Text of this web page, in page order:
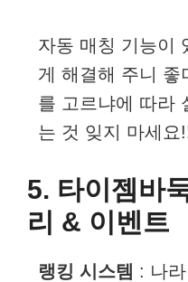
자동 매칭 기능이
게 해결해 주니 좋
를 고르냐에 따라
는 것 잊지 마세요
5. 타이젬바
리 & 이벤트
랭킹 시스템 : 나